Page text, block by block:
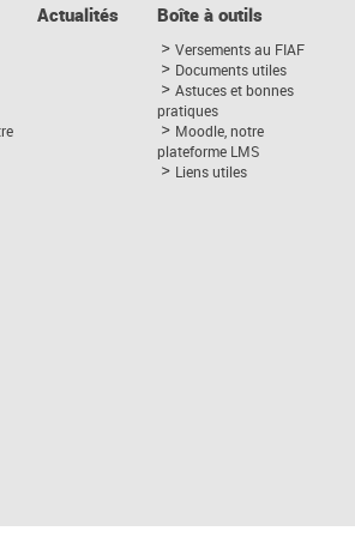
Actualités Boîte à outils
Versements au FIAF
Documents utiles
Astuces et bonnes
pratiques
Moodle, notre
plateforme LMS
Liens utiles